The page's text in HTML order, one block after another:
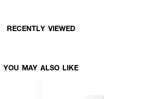
RECENTLY VIEWED
YOU MAY ALSO LIKE